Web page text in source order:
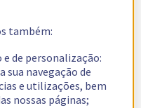
também:
de personalização:
navegação de
e utilizações, bem
nossas páginas;